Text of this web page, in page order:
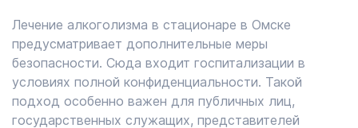
Лечение алкоголизма в стационаре в Омске
предусматривает дополнительные меры
безопасности. Сюда входит госпитализации в
условиях полной конфиденциальности. Такой
подход особенно важен для публичных лиц,
государственных служащих, представителей